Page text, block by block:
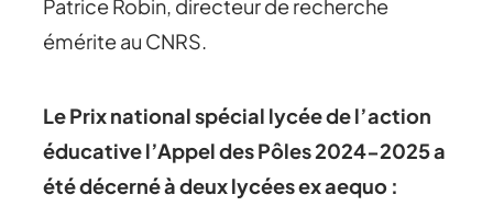
Patrice Robin, directeur de recherche
émérite au CNRS.
Le Prix national spécial lycée de l’action
éducative l’Appel des Pôles 2024-2025 a
été décerné à deux lycées ex aequo :